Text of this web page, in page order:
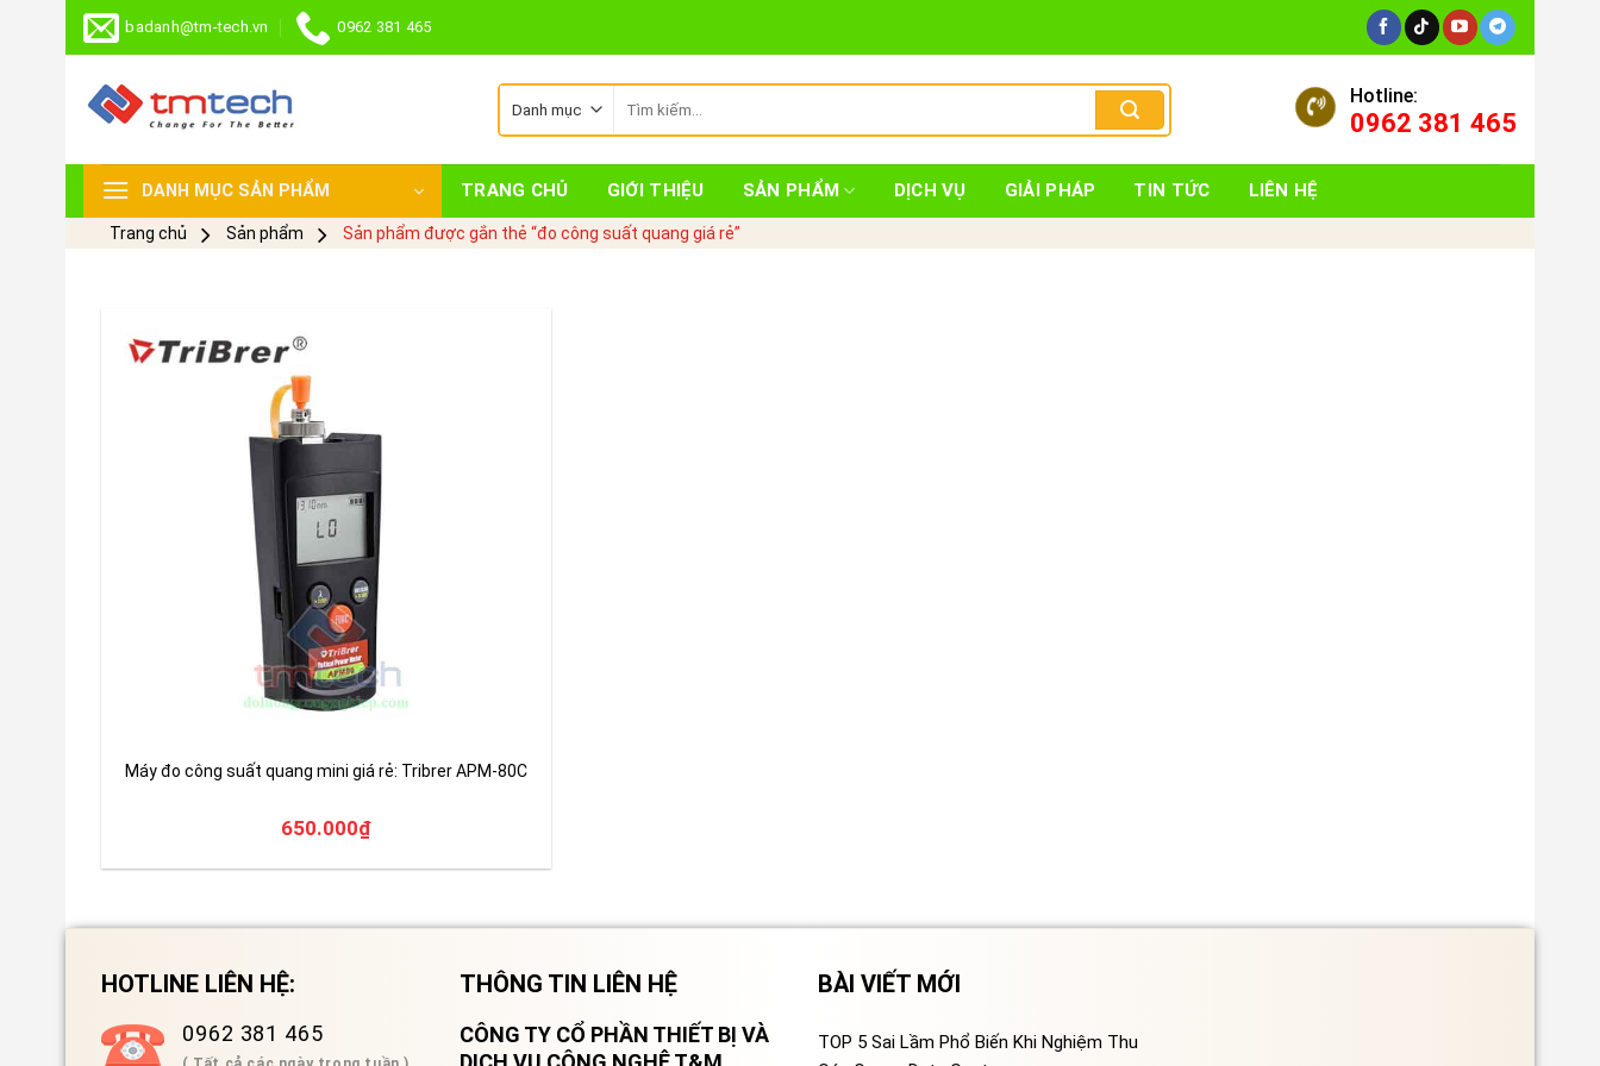
Skip
badanh@tm-tech.vn 0962 381 465
kiếm:
Hotline:
0962 381 465
DANH MỤC SẢN PHẨM TRANG CHỦ GIỚI THIỆU SẢN PHẨM DỊCH VỤ GIẢI PHÁP TIN TỨC LIÊN HỆ
Trang chủ Sản phẩm Sản phẩm được gắn thẻ “đo công suất quang giá rẻ”
Máy đo công suất quang mini giá rẻ: Tribrer APM-80C
650.000₫
HOTLINE LIÊN HỆ:
0962 381 465
THÔNG TIN LIÊN HỆ
CÔNG TY CỔ PHẦN THIẾT BỊ VÀ
BÀI VIẾT MỚI
TOP 5 Sai Lầm Phổ Biến Khi Nghiệm Thu